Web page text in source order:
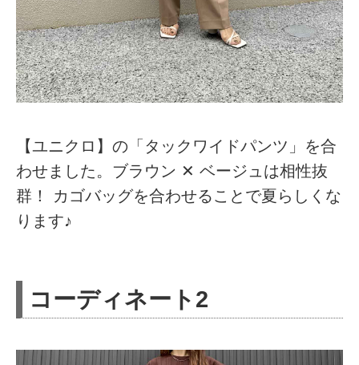
【ユニクロ】の「タックワイドパンツ」を合
わせました。ブラウン ✕ ベージュは相性抜
群！ カゴバッグを合わせることで夏らしくな
ります♪
コーディネート2